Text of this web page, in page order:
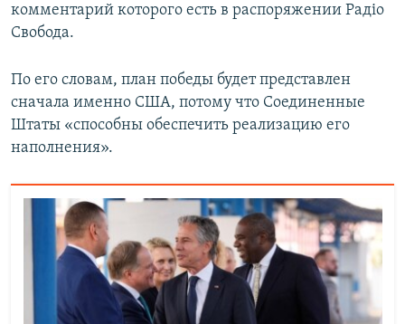
комментарий которого есть в распоряжении Радіо
Свобода.
По его словам, план победы будет представлен
сначала именно США, потому что Соединенные
Штаты «способны обеспечить реализацию его
наполнения».